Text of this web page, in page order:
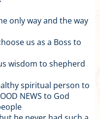
only way and the way
us as a Boss to
wisdom to shepherd
spiritual person to
NEWS to God